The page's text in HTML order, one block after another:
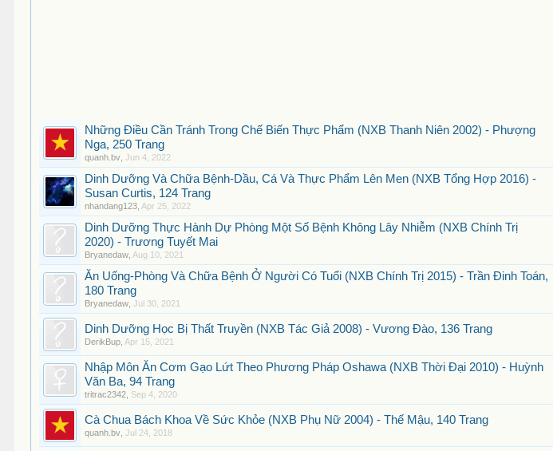
Những Điều Cần Tránh Trong Chế Biến Thực Phẩm (NXB Thanh Niên 2002) - Phượng
Nga, 250 Trang
quanh.bv ,Jun 4, 2022
Dinh Dưỡng Và Chữa Bệnh-Dầu, Cá Và Thực Phẩm Lên Men (NXB Tổng Hợp 2016) -
Susan Curtis, 124 Trang
nhandang123 Apr 25, 2022
Dinh Dưỡng Thực Hành Dự Phòng Một Số Bệnh Không Lây Nhiễm (NXB Chính Trị
2020) - Trương Tuyết Mai
Bryanedaw Aug 10, 2021
Ăn Uống-Phòng Và Chữa Bệnh Ở Người Có Tuổi (NXB Chính Trị 2015) - Trần Đinh Toán,
180 Trang
Bryanedaw ,Jul 30, 2021
Dinh Dưỡng Học Bị Thất Truyền (NXB Tác Giả 2008) - Vương Đào, 136 Trang
DerikBup Apr 15, 2021
Nhập Môn Ăn Cơm Gạo Lứt Theo Phương Pháp Oshawa (NXB Thời Đại 2010) - Huỳnh
Văn Ba, 94 Trang
tritrac2342 Sep 4, 2020
Cà Chua Bách Khoa Về Sức Khỏe (NXB Phụ Nữ 2004) - Thế Mậu, 140 Trang
quanh.bv ,Jul 24, 2018